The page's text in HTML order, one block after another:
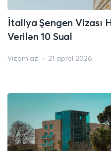
İtaliya Şengen Vizası
Verilən 10 Sual
Vizam.az 21 aprel 2026